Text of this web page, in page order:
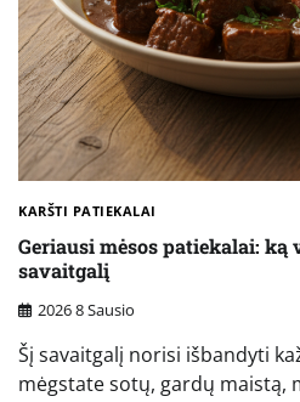
KARŠTI PATIEKALAI
Geriausi mėsos patiekalai:
savaitgalį
2026 8 Sausio
Šį savaitgalį norisi išbandyti
mėgstate sotų, gardų maistą,